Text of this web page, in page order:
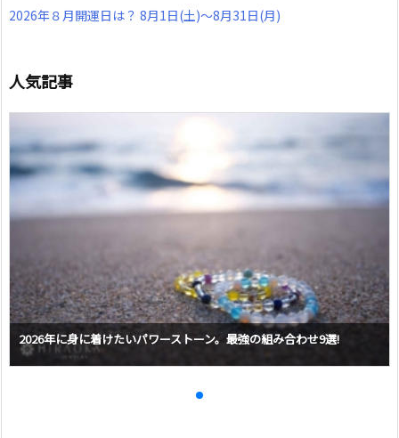
2026年８月開運日は？ 8月1日(土)～8月31日(月)
人気記事
2026年に身に着けたいパワーストーン。最強の組み合わせ9選!